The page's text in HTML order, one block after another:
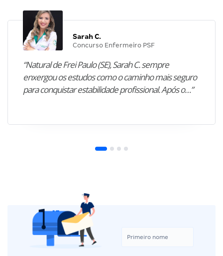
Sarah C.
Concurso Enfermeiro PSF
“Natural de Frei Paulo (SE), Sarah C. sempre
enxergou os estudos como o caminho mais seguro
para conquistar estabilidade profissional. Após o…”